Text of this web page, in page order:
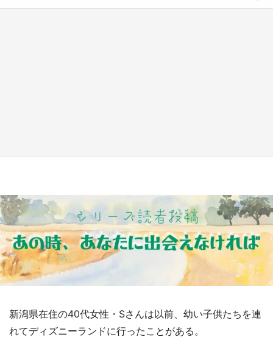
メ『ハイキュー！！』×老舗「鐘崎」コラボで
新潟県在住の40代女性・Sさんは以前、幼い子供たちを連
れてディズニーランドに行ったことがある。